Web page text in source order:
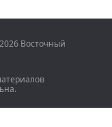
Восточный